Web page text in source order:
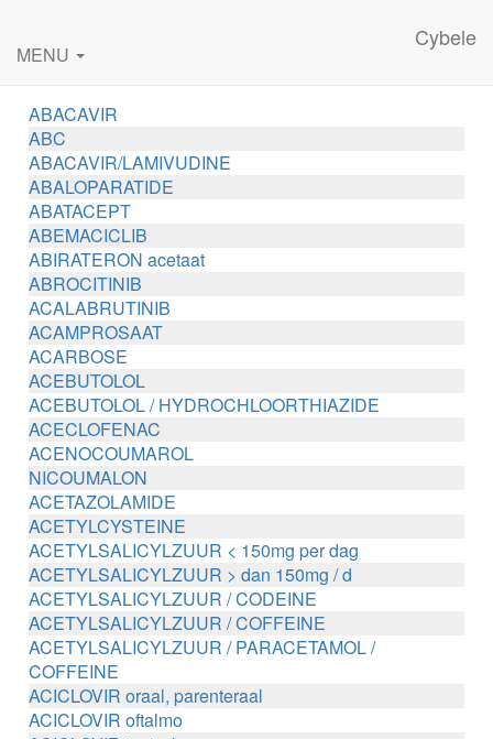
Cybele
MENU
ABACAVIR
ABC
ABACAVIR/LAMIVUDINE
ABALOPARATIDE
ABATACEPT
ABEMACICLIB
ABIRATERON acetaat
ABROCITINIB
ACALABRUTINIB
ACAMPROSAAT
ACARBOSE
ACEBUTOLOL
ACEBUTOLOL / HYDROCHLOORTHIAZIDE
ACECLOFENAC
ACENOCOUMAROL
NICOUMALON
ACETAZOLAMIDE
ACETYLCYSTEINE
ACETYLSALICYLZUUR < 150mg per dag
ACETYLSALICYLZUUR > dan 150mg / d
ACETYLSALICYLZUUR / CODEINE
ACETYLSALICYLZUUR / COFFEINE
ACETYLSALICYLZUUR / PARACETAMOL /
COFFEINE
ACICLOVIR oraal, parenteraal
ACICLOVIR oftalmo